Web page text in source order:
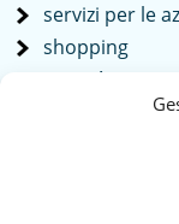
servizi per le
shopping
società